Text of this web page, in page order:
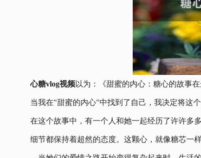
心糖vlog视频以为：《甜蜜的内心：糖心的故事在
当我在"甜蜜的内心"中找到了自己，我决定将这
在这个故事中，有一个人和她一起经历了许许多
细节都保持着超然的态度。这颗心，就像糖芯一